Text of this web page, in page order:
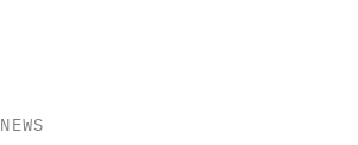
NEWS